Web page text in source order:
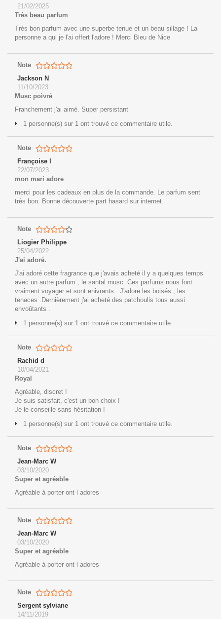
21/02/2025
Très beau parfum
Très bon parfum avec une superbe tenue et un beau sillage ! La
personne a qui je l'ai offert l'adore ! Merci Bleu de Nice
Note
Jackson N
11/10/2023
Musc poivré
Franchement j'ai aimé. Super persistant
1 personne(s) sur 1 ont trouvé ce commentaire utile.
Note
Françoise l
22/07/2023
mon mari adore
merci pour les cadeaux en plus de la commande. Le parfum sent
très bon. Bonne découverte part hasard sur internet.
Note
Liogier Philippe
25/04/2022
J'ai adoré.
J'ai adoré cette fragrance que j'avais acheté il y a quelques temps
avec un autre parfum , le santal musc. Ces parfums nous font
vraiment voyager et sont enivrants . J'adore les boisés , les
tenaces .Dernièrement j'ai acheté des patchoulis tous aussi
envoûtants .
1 personne(s) sur 1 ont trouvé ce commentaire utile.
Note
Rachid d
10/04/2021
Royal
Agréable, discret !
Je suis satisfait, c'est un bon choix !
Je le conseille sans hésitation !
1 personne(s) sur 1 ont trouvé ce commentaire utile.
Note
Jean-Marc W
03/10/2020
Super et agréable
Agréable à porter ont l adores
Note
Jean-Marc W
03/10/2020
Super et agréable
Agréable à porter ont l adores
Note
Sergent sylviane
14/11/2019